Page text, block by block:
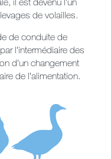
de volailles.
de conduite de
l’intermédiaire des
d’un changement
de l’alimentation.